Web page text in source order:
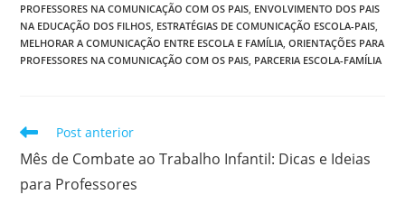
PROFESSORES NA COMUNICAÇÃO COM OS PAIS, ENVOLVIMENTO DOS PAIS
NA EDUCAÇÃO DOS FILHOS, ESTRATÉGIAS DE COMUNICAÇÃO ESCOLA-PAIS,
MELHORAR A COMUNICAÇÃO ENTRE ESCOLA E FAMÍLIA, ORIENTAÇÕES PARA
PROFESSORES NA COMUNICAÇÃO COM OS PAIS, PARCERIA ESCOLA-FAMÍLIA
Leia
mais
artigos
Post anterior
Mês de Combate ao Trabalho Infantil: Dicas e Ideias
para Professores